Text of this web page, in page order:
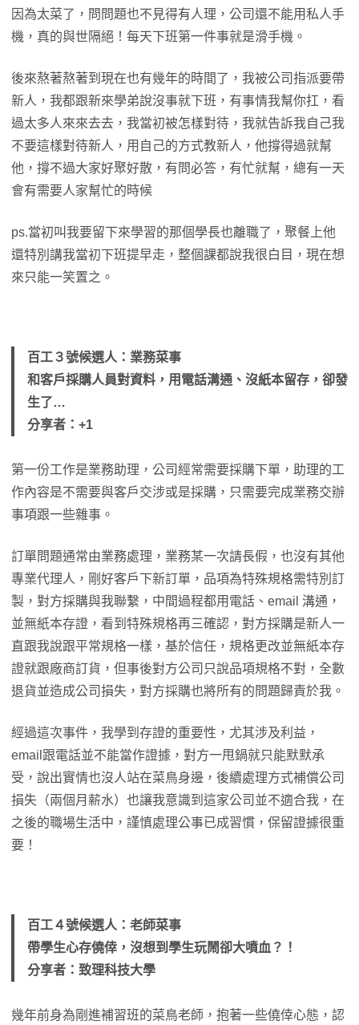
因為太菜了，問問題也不見得有人理，公司還不能用私人手
機，真的與世隔絕！每天下班第一件事就是滑手機。
後來熬著熬著到現在也有幾年的時間了，我被公司指派要帶
新人，我都跟新來學弟說沒事就下班，有事情我幫你扛，看
過太多人來來去去，我當初被怎樣對待，我就告訴我自己我
不要這樣對待新人，用自己的方式教新人，他撐得過就幫
他，撐不過大家好聚好散，有問必答，有忙就幫，總有一天
會有需要人家幫忙的時候
ps.當初叫我要留下來學習的那個學長也離職了，聚餐上他
還特別講我當初下班提早走，整個課都說我很白目，現在想
來只能一笑置之。
百工３號候選人：業務菜事
和客戶採購人員對資料，用電話溝通、沒紙本留存，卻發
生了…
分享者：+1
第一份工作是業務助理，公司經常需要採購下單，助理的工
作內容是不需要與客戶交涉或是採購，只需要完成業務交辦
事項跟一些雜事。
訂單問題通常由業務處理，業務某一次請長假，也沒有其他
專業代理人，剛好客戶下新訂單，品項為特殊規格需特別訂
製，對方採購與我聯繫，中間過程都用電話、email 溝通，
並無紙本存證，看到特殊規格再三確認，對方採購是新人一
直跟我說跟平常規格一樣，基於信任，規格更改並無紙本存
證就跟廠商訂貨，但事後對方公司只說品項規格不對，全數
退貨並造成公司損失，對方採購也將所有的問題歸責於我。
經過這次事件，我學到存證的重要性，尤其涉及利益，
email跟電話並不能當作證據，對方一甩鍋就只能默默承
受，說出實情也沒人站在菜鳥身邊，後續處理方式補償公司
損失（兩個月薪水）也讓我意識到這家公司並不適合我，在
之後的職場生活中，謹慎處理公事已成習慣，保留證據很重
要！
百工４號候選人：老師菜事
帶學生心存僥倖，沒想到學生玩鬧卻大噴血？！
分享者：致理科技大學
幾年前身為剛進補習班的菜鳥老師，抱著一些僥倖心態，認